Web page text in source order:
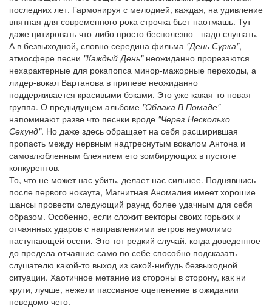
последних лет. Гармонируя с мелодией, каждая, на удивление
внятная для современного рока строчка бьет наотмашь. Тут
даже цитировать что-либо просто бесполезно - надо слушать.
А в безвыходной, словно середина фильма "День Сурка",
атмосфере песни "Каждый День"неожиданно прорезаются
нехарактерные для рокапопса минор-мажорные переходы, а
лидер-вокал Вартанова в припеве неожиданно
поддерживается красивыми бэками. Это уже какая-то новая
группа. О предыдущем альбоме "Облака В Помаде"
напоминают разве что песнки вроде "Через Несколько
Секунд". Но даже здесь обращает на себя расширившая
пропасть между нервным надтреснутым вокалом Антона и
самовлюбленным блеянием его зомбирующих в пустоте
конкурентов.
То, что не может нас убить, делает нас сильнее. Поднявшись
после первого нокаута, Магнитная Аномалия имеет хорошие
шансы провести следующий раунд более удачным для себя
образом. Особенно, если сложит векторы своих горьких и
отчаянных ударов с направлениями ветров неумолимо
наступающей осени. Это тот редкий случай, когда доведенное
до предела отчаяние само по себе способно подсказать
слушателю какой-то выход из какой-нибудь безвыходной
ситуации. Хаотичное метание из стороны в сторону, как ни
крути, лучше, нежели пассивное оцепенение в ожидании
неведомо чего.